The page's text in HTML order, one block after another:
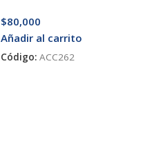
$80,000
Añadir al carrito
Código: ACC262